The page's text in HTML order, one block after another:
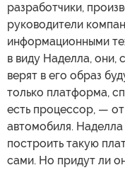
разработчики,
руководители
информационными
в виду Наделла, они,
верят в его образ
только платформа,
есть процессор, —
автомобиля. Наделла
построить такую
сами. Но придут ли